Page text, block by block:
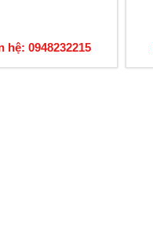
hệ: 0948232215